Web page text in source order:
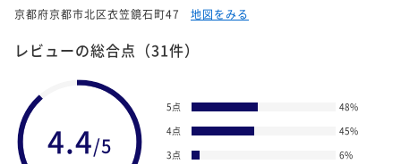
京都府京都市北区衣笠鏡石町47 地図をみる
レビューの総合点 （31件）
4.4/5
5点 48%
4点
45%
3点
6%